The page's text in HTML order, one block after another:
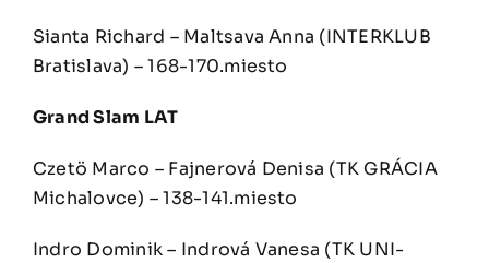
Sianta Richard – Maltsava Anna (INTERKLUB
Bratislava) – 168-170.miesto
Grand Slam LAT
Czetö Marco – Fajnerová Denisa (TK GRÁCIA
Michalovce) – 138-141.miesto
Indro Dominik – Indrová Vanesa (TK UNI-